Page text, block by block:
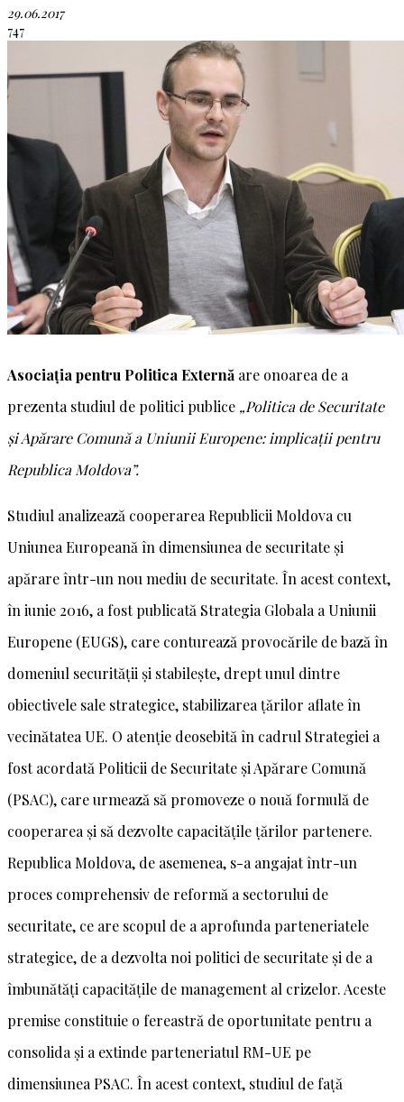
29.06.2017
747
Asociația pentru Politica Externă are onoarea de a
prezenta studiul de politici publice „Politica de Securitate
și Apărare Comună a Uniunii Europene: implicații pentru
Republica Moldova”.
Studiul analizează cooperarea Republicii Moldova cu
Uniunea Europeană în dimensiunea de securitate și
apărare într-un nou mediu de securitate. În acest context,
în iunie 2016, a fost publicată Strategia Globala a Uniunii
Europene (EUGS), care conturează provocările de bază în
domeniul securității și stabilește, drept unul dintre
obiectivele sale strategice, stabilizarea țărilor aflate în
vecinătatea UE. O atenție deosebită în cadrul Strategiei a
fost acordată Politicii de Securitate și Apărare Comună
(PSAC), care urmează să promoveze o nouă formulă de
cooperarea și să dezvolte capacitățile țărilor partenere.
Republica Moldova, de asemenea, s-a angajat într-un
proces comprehensiv de reformă a sectorului de
securitate, ce are scopul de a aprofunda parteneriatele
strategice, de a dezvolta noi politici de securitate și de a
îmbunătăți capacitățile de management al crizelor. Aceste
premise constituie o fereastră de oportunitate pentru a
consolida și a extinde parteneriatul RM-UE pe
dimensiunea PSAC. În acest context, studiul de față